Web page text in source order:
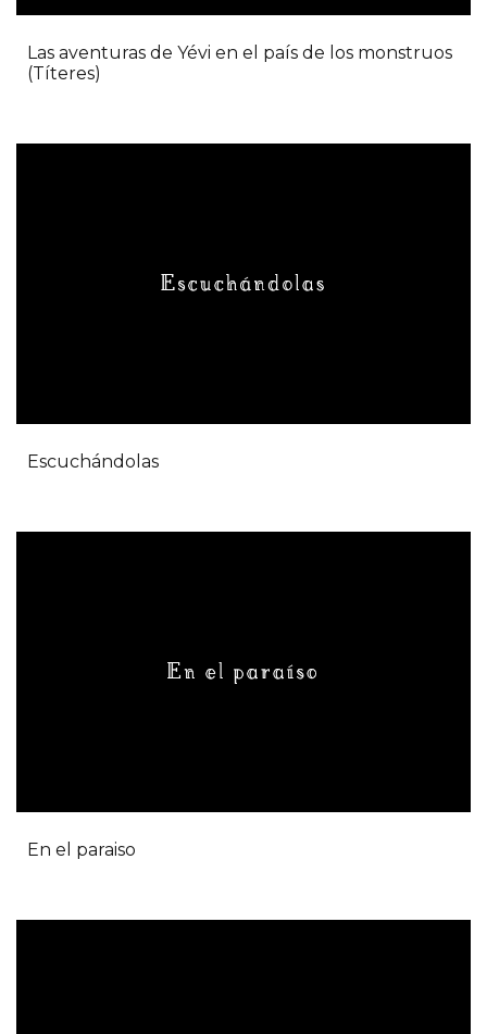
Las aventuras de Yévi en el país de los monstruos
(Títeres)
Escuchándolas
En el paraiso